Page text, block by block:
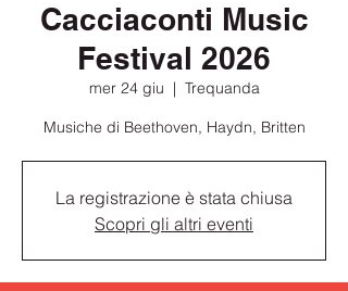
Cacciaconti Music
Festival 2026
mer 24 giu
  |
Trequanda
Musiche di Beethoven, Haydn, Britten
La registrazione è stata chiusa
Scopri gli altri eventi